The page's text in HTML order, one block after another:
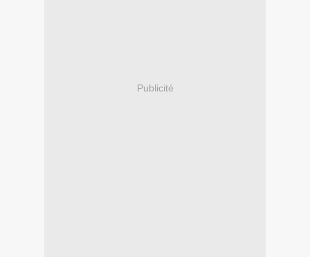
Publicité